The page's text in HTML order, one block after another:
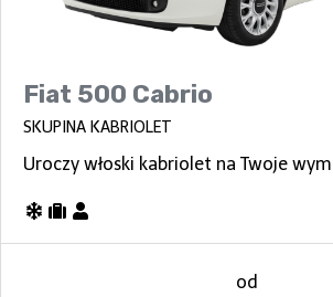
Fiat 500 Cabrio
SKUPINA KABRIOLET
Uroczy włoski kabriolet na Twoje
od